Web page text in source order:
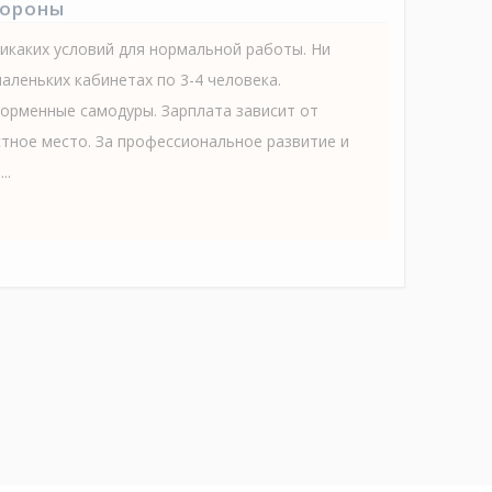
условий для нормальной работы. Ни
кабинетах по 3-4 человека.
самодуры. Зарплата зависит от
место. За профессиональное развитие и